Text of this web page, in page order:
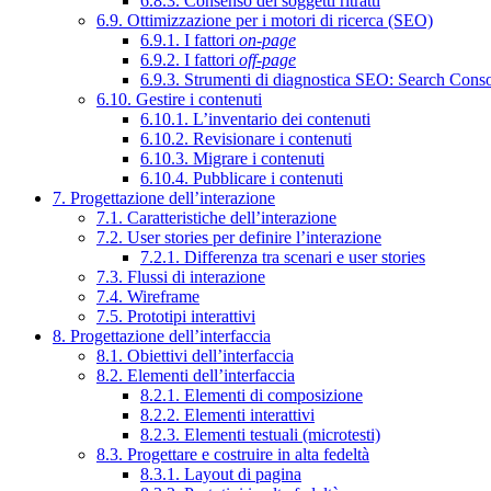
6.9. Ottimizzazione per i motori di ricerca (SEO)
6.9.1. I fattori on-page
6.9.2. I fattori off-page
6.9.3. Strumenti di diagnostica SEO: Search
6.10. Gestire i contenuti
6.10.1. L’inventario dei contenuti
6.10.2. Revisionare i contenuti
6.10.3. Migrare i contenuti
6.10.4. Pubblicare i contenuti
7. Progettazione dell’interazione
7.1. Caratteristiche dell’interazione
7.2. User stories per definire l’interazione
7.2.1. Differenza tra scenari e user stories
7.3. Flussi di interazione
7.4. Wireframe
7.5. Prototipi interattivi
8. Progettazione dell’interfaccia
8.1. Obiettivi dell’interfaccia
8.2. Elementi dell’interfaccia
8.2.1. Elementi di composizione
8.2.2. Elementi interattivi
8.2.3. Elementi testuali (microtesti)
8.3. Progettare e costruire in alta fedeltà
8.3.1. Layout di pagina